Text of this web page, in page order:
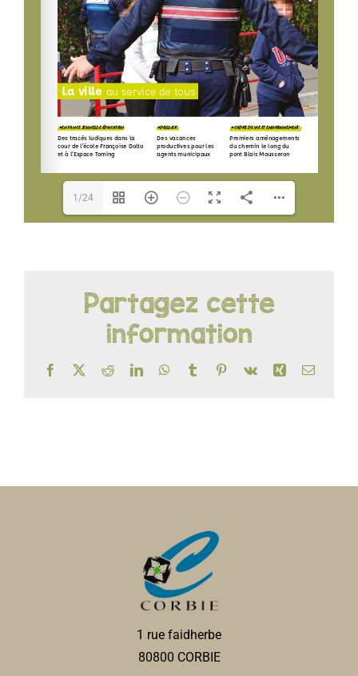
LOISIRS
PUBLICATIONS
1/24
Partagez cette
information
Facebook
X RedditLinkedInWhatsApp
TumblrPinterest
Vk Xing Email
1 rue faidherbe
80800 CORBIE